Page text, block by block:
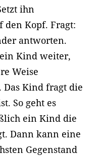
ihn
den Kopf. Fragt:
antworten.
Kind weiter,
Weise
Das Kind fragt die
So geht es
ein Kind die
Dann kann eine
Gegenstand